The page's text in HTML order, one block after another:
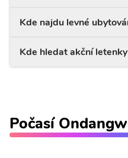
Kde najdu levné
Kde hledat akční
Počasí